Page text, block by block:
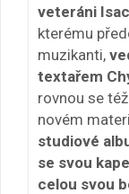
veteráni
kterému
muzikanti,
textařem
rovnou se
novém
studiové
se svou
celou svou